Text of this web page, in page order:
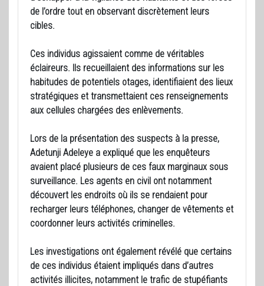
de l’ordre tout en observant discrètement leurs
cibles.
Ces individus agissaient comme de véritables
éclaireurs. Ils recueillaient des informations sur les
habitudes de potentiels otages, identifiaient des lieux
stratégiques et transmettaient ces renseignements
aux cellules chargées des enlèvements.
Lors de la présentation des suspects à la presse,
Adetunji Adeleye a expliqué que les enquêteurs
avaient placé plusieurs de ces faux marginaux sous
surveillance. Les agents en civil ont notamment
découvert les endroits où ils se rendaient pour
recharger leurs téléphones, changer de vêtements et
coordonner leurs activités criminelles.
Les investigations ont également révélé que certains
de ces individus étaient impliqués dans d’autres
activités illicites, notamment le trafic de stupéfiants